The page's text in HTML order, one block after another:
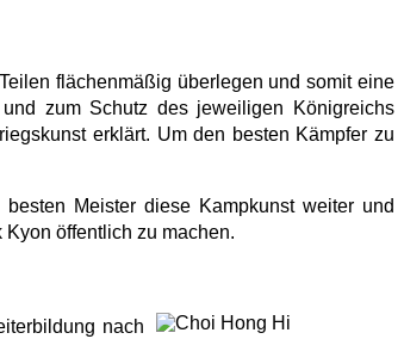
flächenmäßig überlegen und somit eine
zum Schutz des jeweiligen Königreichs
erklärt. Um den besten Kämpfer zu
Meister diese Kampkunst weiter und
öffentlich zu machen.
nach